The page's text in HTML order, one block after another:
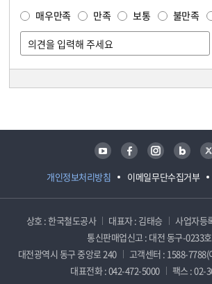
매우만족 만족 보통 불만족
개인정보처리방침 이메일무단수집거부
유튜브 페이스북 인스타그램 블로그 트위터
상호 : 한국철도공사 대표자 : 김태승
사업자등
통신판매업신고 : 대전 동구-0233호
대전광역시 동구 중앙로 240
고객센터 : 1588-
대표전화 : 042-472-5000
팩스 : 02-